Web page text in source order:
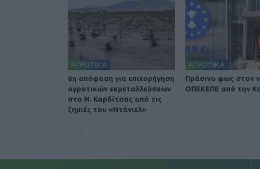
ΑΓΡΟΤΙΚΑ
6η απόφαση για επιχορήγηση
αγροτικών εκμεταλλεύσεων
στο Ν. Καρδίτσας από τις
ζημιές του «Ντάνιελ»
ΑΓΡΟΤΙΚΑ
Πράσινο φως στον
ΟΠΕΚΕΠΕ από την